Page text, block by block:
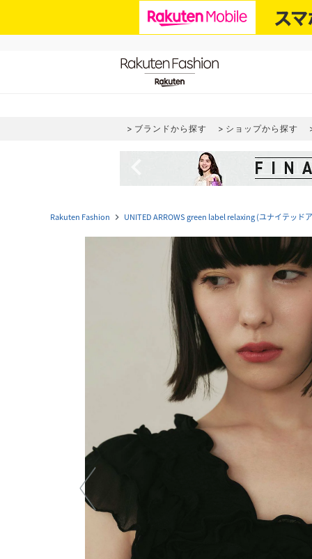
ブランドから探す ショップから探す
Rakuten Fashion navigate_next UNITED ARROWS green label relaxing (ユナイテッド